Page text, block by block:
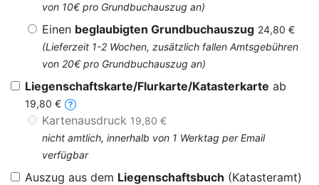
von 10€ pro Grundbuchauszug an)
Einen beglaubigten Grundbuchauszug 24,80 €
(Lieferzeit 1-2 Wochen, zusätzlich fallen Amtsgebühren
von 20€ pro Grundbuchauszug an)
Liegenschaftskarte/Flurkarte/Katasterkarte ab
19,80 €
Kartenausdruck 19,80 €
nicht amtlich, innerhalb von 1 Werktag per Email
verfügbar
Auszug aus dem Liegenschaftsbuch (Katasteramt)